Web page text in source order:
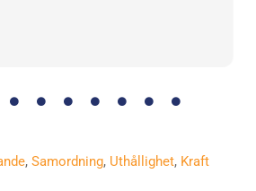
, Samordning, Uthållighet, Kraft